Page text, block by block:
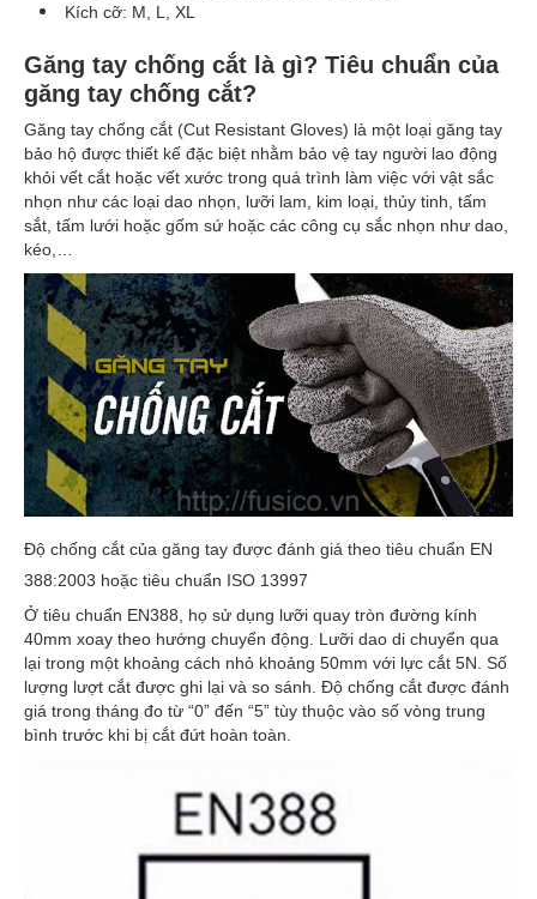
Kích cỡ: M, L, XL
Găng tay chống cắt là gì? Tiêu chuẩn của
găng tay chống cắt?
Găng tay chống cắt (Cut Resistant Gloves) là một loại găng tay
bảo hộ được thiết kế đặc biệt nhằm bảo vệ tay người lao động
khỏi vết cắt hoặc vết xước trong quá trình làm việc với vật sắc
nhọn như các loại dao nhọn, lưỡi lam, kim loại, thủy tinh, tấm
sắt, tấm lưới hoặc gốm sứ hoặc các công cụ sắc nhọn như dao,
kéo,…
Độ chống cắt của găng tay được đánh giá theo tiêu chuẩn EN
388:2003 hoặc tiêu chuẩn ISO 13997
Ở tiêu chuẩn EN388, họ sử dụng lưỡi quay tròn đường kính
40mm xoay theo hướng chuyển động. Lưỡi dao di chuyển qua
lại trong một khoảng cách nhỏ khoảng 50mm với lực cắt 5N. Số
lượng lượt cắt được ghi lại và so sánh. Độ chống cắt được đánh
giá trong tháng đo từ “0” đến “5” tùy thuộc vào số vòng trung
bình trước khi bị cắt đứt hoàn toàn.